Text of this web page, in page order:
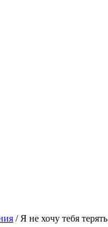
/ Я не хочу тебя терять